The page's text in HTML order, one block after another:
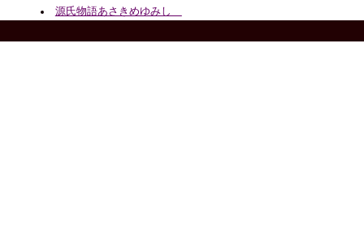
源氏物語あさきめゆみし